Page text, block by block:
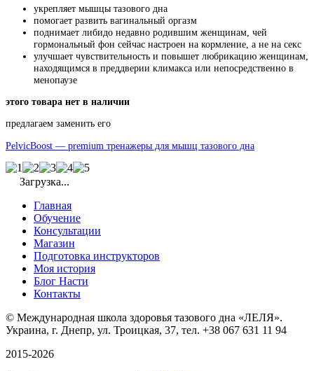
укрепляет мышцы тазового дна
помогает развить вагинальный оргазм
поднимает либидо недавно родившим женщинам, чей
гормональный фон сейчас настроен на кормление, а не на секс
улучшает чувствительность и повышет любрикацию женщинам,
находящимся в преддверии климакса или непосредственно в
менопаузе
этого товара нет в наличии
предлагаем заменить его
PelvicBoost — premium тренажеры для мышц тазового дна
Загрузка...
Главная
Обучение
Консультации
Магазин
Подготовка инструкторов
Моя история
Блог Насти
Контакты
© Международная школа здоровья тазового дна «ЛЕЛЯ».
Украина, г. Днепр, ул. Троицкая, 37, тел. +38 067 631 11 94
2015-2026